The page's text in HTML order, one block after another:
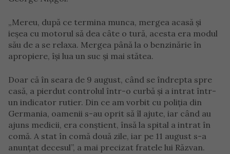
„Mereu, după ce termina munca, mergea acasă și
ieșea cu motorul să dea câte o tură, acesta era modul
său de a se relaxa. Mergea până la o benzinărie în
apropiere, își lua un suc și mai stătea.
Doar că în seara de 9 august, când se îndrepta spre
casă, a pierdut controlul într-o curbă și a intrat într-
un indicator rutier. Din ce am vorbit cu poliția din
Germania, oamenii s-au oprit să îl ajute, iar când au
ajuns medicii, era conștient, însă la spital a intrat în
comă. A stat în comă două zile, iar pe 11 august s-a
anunțat decesul”, a mai precizat fratele lui Răzvan.